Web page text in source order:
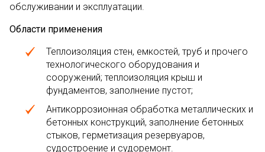
обслуживании и эксплуатации.
Области применения
Теплоизоляция стен, емкостей, труб и прочего
технологического оборудования и
сооружений; теплоизоляция крыш и
фундаментов, заполнение пустот;
Антикоррозионная обработка металлических и
бетонных конструкций, заполнение бетонных
стыков, герметизация резервуаров,
судостроение и судоремонт.